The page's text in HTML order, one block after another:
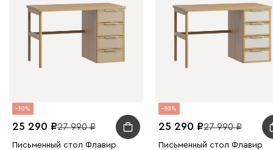
10
25 290 27 990
Письменный стол Флавир
10
25 290 27 990
Письменный стол Флавир